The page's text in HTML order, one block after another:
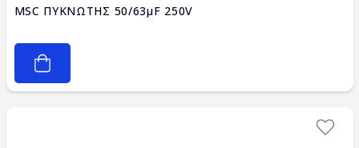
MSC ΠΥΚΝΩΤΗΣ 50/63μF 250V